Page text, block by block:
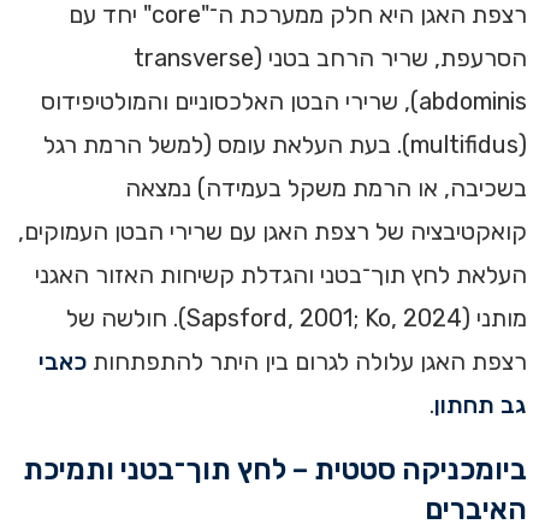
רצפת האגן היא חלק ממערכת ה־"core" יחד עם
הסרעפת, שריר הרחב בטני (transverse
abdominis), שרירי הבטן האלכסוניים והמולטיפידוס
(multifidus). בעת העלאת עומס (למשל הרמת רגל
בשכיבה, או הרמת משקל בעמידה) נמצאה
קואקטיבציה של רצפת האגן עם שרירי הבטן העמוקים,
העלאת לחץ תוך־בטני והגדלת קשיחות האזור האגני
מותני (Sapsford, 2001; Ko, 2024). חולשה של
רצפת האגן עלולה לגרום בין היתר להתפתחות כאבי
גב תחתון.
ביומכניקה סטטית – לחץ תוך־בטני ותמיכת
האיברים